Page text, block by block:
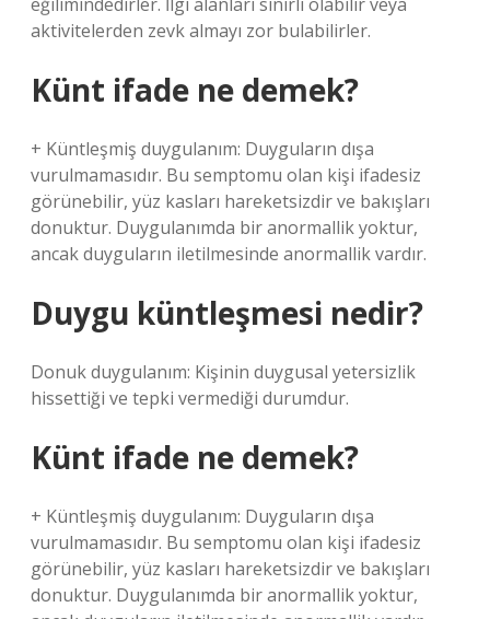
aktivitelerden zevk almayı zor bulabilirler.
Künt ifade ne demek?
+ Küntleşmiş duygulanım: Duyguların dışa
vurulmamasıdır. Bu semptomu olan kişi ifadesiz
görünebilir, yüz kasları hareketsizdir ve bakışları
donuktur. Duygulanımda bir anormallik yoktur,
ancak duyguların iletilmesinde anormallik vardır.
Duygu küntleşmesi nedir?
Donuk duygulanım: Kişinin duygusal yetersizlik
hissettiği ve tepki vermediği durumdur.
Künt ifade ne demek?
+ Küntleşmiş duygulanım: Duyguların dışa
vurulmamasıdır. Bu semptomu olan kişi ifadesiz
görünebilir, yüz kasları hareketsizdir ve bakışları
donuktur. Duygulanımda bir anormallik yoktur,